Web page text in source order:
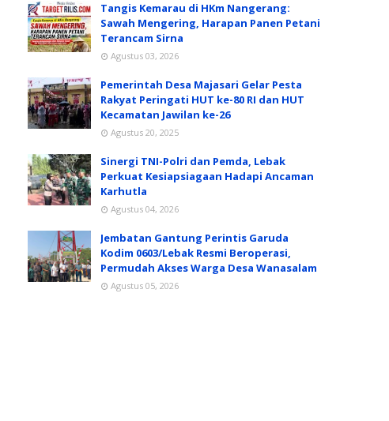
Tangis Kemarau di HKm Nangerang:
Sawah Mengering, Harapan Panen Petani
Terancam Sirna
Agustus 03, 2026
Pemerintah Desa Majasari Gelar Pesta
Rakyat Peringati HUT ke-80 RI dan HUT
Kecamatan Jawilan ke-26
Agustus 20, 2025
Sinergi TNI-Polri dan Pemda, Lebak
Perkuat Kesiapsiagaan Hadapi Ancaman
Karhutla
Agustus 04, 2026
Jembatan Gantung Perintis Garuda
Kodim 0603/Lebak Resmi Beroperasi,
Permudah Akses Warga Desa Wanasalam
Agustus 05, 2026